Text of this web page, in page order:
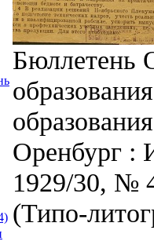
Бюллетень
Оренбург :
1929/30, №
(Типо-